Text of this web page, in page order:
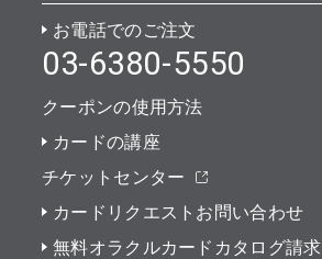
お電話でのご注文
03-6380-5550
クーポンの使用方法
カードの講座
チケットセンター
カードリクエストお問い合わせ
無料オラクルカードカタログ請求